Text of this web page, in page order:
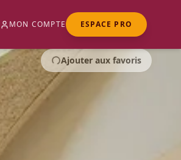
MON COMPTE ESPACE PRO
Ajouter aux favoris